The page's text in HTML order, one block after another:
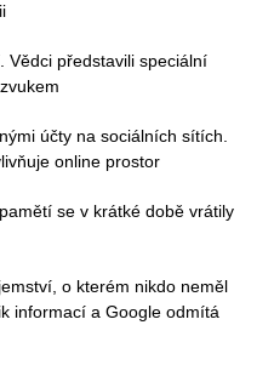
Vědci představili speciální
účty na sociálních sítích.
online prostor
se v krátké době vrátily
o kterém nikdo neměl
informací a Google odmítá